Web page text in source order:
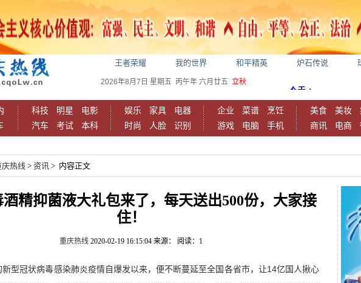
王者荣耀 我的世界 和平精英 炉石传说
2026年8月7日 星期五 丙午年 六月廿五 立秋
科技 明星
电影
汽车
考试 本科
娱乐 家具
电器
时尚
人脸 识别
企业 菜谱
烹饪
游戏
电脑 手机
美食 美妆
商讯
电商
庆热线 > 资讯 > 内容正文
精抑菌液大礼包来了，每天送出500份，大家接
住！
重庆热线 2020-02-19 16:15:04 来源： 阅读：1
新型冠状病毒感染肺炎疫情自爆发以来，便不断蔓延至全国各省市，让14亿国人揪心